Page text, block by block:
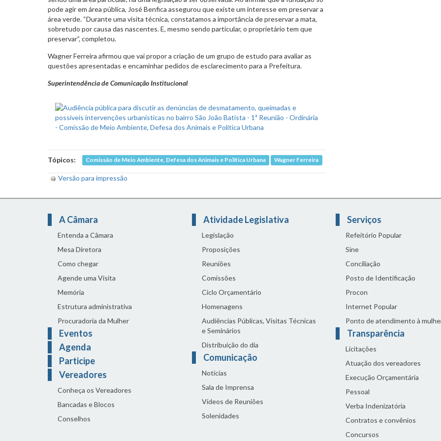
pode agir em área pública, José Benfica assegurou que existe um interesse em preservar a
área verde. “Durante uma visita técnica, constatamos a importância de preservar a mata,
sobretudo por causa das nascentes. E, mesmo sendo particular, o proprietário tem que
preservar”, completou.
Wagner Ferreira afirmou que vai propor a criação de um grupo de estudo para avaliar as
questões apresentadas e encaminhar pedidos de esclarecimento para a Prefeitura.
Superintendência de Comunicação Institucional
Tópicos: Comissão de Meio Ambiente, Defesa dos Animais e Política Urbana Wagner Ferreira
Versão para impressão
A Câmara
Entenda a Câmara
Mesa Diretora
Como chegar
Agende uma Visita
Memória
Estrutura administrativa
Procuradoria da Mulher
Eventos
Agenda
Participe
Vereadores
Conheça os Vereadores
Bancadas e Blocos
Conselhos
Atividade Legislativa
Legislação
Proposições
Reuniões
Comissões
Ciclo Orçamentário
Homenagens
Audiências Públicas, Visitas Técnicas
e Seminários
Distribuição do dia
Comunicação
Notícias
Sala de Imprensa
Vídeos de Reuniões
Solenidades
Serviços
Refeitório Popular
Sine
Conciliação
Posto de Identificação
Procon
Internet Popular
Ponto de atendimento à
Transparência
Licitações
Atuação dos vereadores
Execução Orçamentária
Pessoal
Verba Indenizatória
Contratos e convênios
Concursos